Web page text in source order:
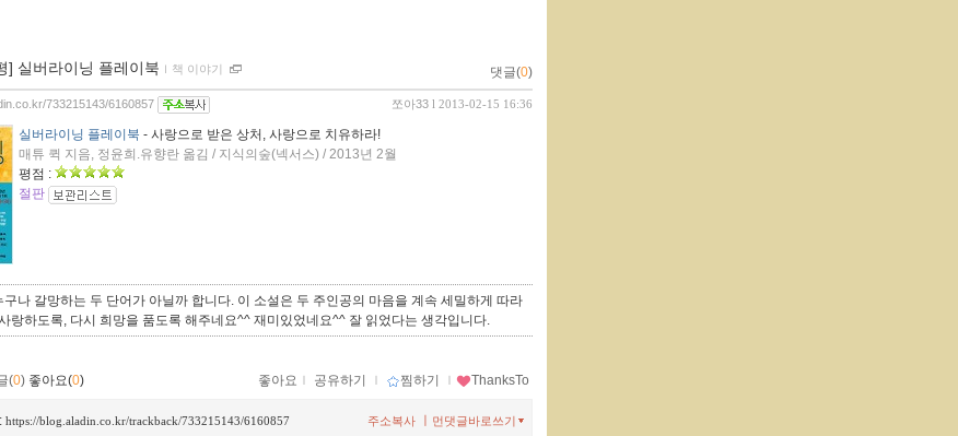
] 실버라이닝 플레이북 ｌ 책 이야기 댓글(0)
쪼아33 l 2013-02-15 16:36
733215143/6160857
실버라이닝 플레이북 - 사랑으로 받은 상처, 사랑으로 치유하라!
매튜 퀵 지음, 정윤희.유향란 옮김 / 지식의숲(넥서스) / 2013년 2월
평점 :
절판
구나 갈망하는 두 단어가 아닐까 합니다. 이 소설은 두 주인공의 마음을 계속 세밀하게 따라
랑하도록, 다시 희망을 품도록 해주네요^^ 재미있었네요^^ 잘 읽었다는 생각입니다.
(0) 좋아요(0) 좋아요 ｌ 공유하기 ｌ 찜하기 ｌ ThanksTo
https://blog.aladin.co.kr/trackback/733215143/6160857 먼댓글바로쓰기
주소복사